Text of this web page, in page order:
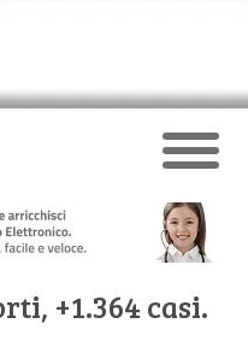
+1.364 casi.